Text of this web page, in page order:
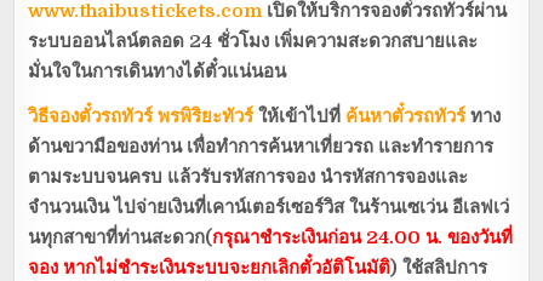
www.thaibustickets.com เปิดให้บริการจองตั๋วรถทัวร์ผ่าน
ระบบออนไลน์ตลอด 24 ชั่วโมง เพิ่มความสะดวกสบายและ
มั่นใจในการเดินทางได้ตั๋วแน่นอน
วิธีจองตั๋วรถทัวร์พรพิริยะทัวร์ ให้เข้าไปที่ ค้นหาตั๋วรถทัวร์ทาง
ด้านขวามือของท่าน เพื่อทำการค้นหาเที่ยวรถ และทำรายการ
ตามระบบจนครบ แล้วรับรหัสการจอง นำรหัสการจองและ
จำนวนเงิน ไปจ่ายเงินที่เคาน์เตอร์เซอร์วิส ในร้านเซเว่น อีเลฟเว่
นทุกสาขาที่ท่านสะดวก(กรุณาชำระเงินก่อน 24.00 น. ของวันที่
จอง หากไม่ชำระเงินระบบจะยกเลิกตั๋วอัติโนมัติ) ใช้สลิปการ